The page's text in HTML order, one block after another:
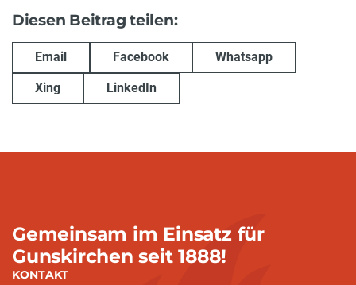
Diesen Beitrag teilen:
Email Facebook Whatsapp
Xing LinkedIn
Gemeinsam im Einsatz für
Gunskirchen seit 1888!
KONTAKT